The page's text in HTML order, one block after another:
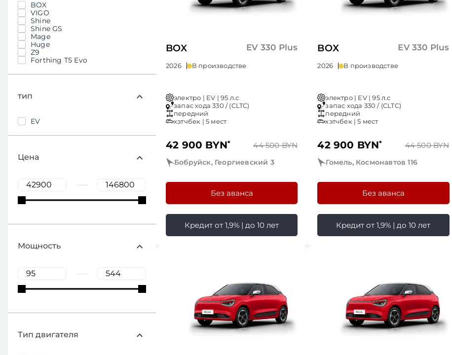
BOX
VIGO
Shine
Shine GS
Mage
Huge
Z9
Forthing T5 Evo
тип
EV
Цена
Мощность
Тип двигателя
BOX EV 330 Plus
2026 В производстве
электро | EV | 95 л.с
запас хода 330 / (CLTC)
передний
хэтчбек | 5 мест
42 900 BYN* 44 500 BYN
Бобруйск, Георгиевский 3
Без аванса
Кредит от 1,9% | до 10 лет
BOX EV 330 Plus
2026 В производстве
электро | EV | 95 л.с
запас хода 330 / (CLTC)
передний
хэтчбек | 5 мест
42 900 BYN* 44 500 BYN
Гомель, Космонавтов 116
Без аванса
Кредит от 1,9% | до 10 лет